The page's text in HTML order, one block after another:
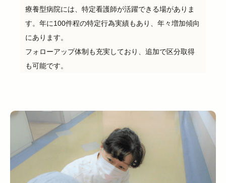
療養型病院には、特定看護師が活躍できる場がありま
す。年に100件程の特定行為実績もあり、年々増加傾向
にあります。
フォローアップ体制も充実しており、追加で区分取得
も可能です。